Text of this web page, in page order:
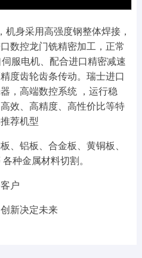
机身采用高强度钢整体焊接，
数控龙门铣精密加工，正常
服电机、配合进口精密减速
度齿轮齿条传动。瑞士进口
，高端数控系统 ，运行稳
效、高精度、高性价比等特
荐机型
、铝板、合金板、黄铜板、
种金属材料切割。
户
新决定未来